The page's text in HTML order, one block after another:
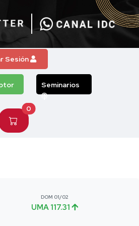
Sesión
Seminarios
0
DOM 01/02
UMA 117.31